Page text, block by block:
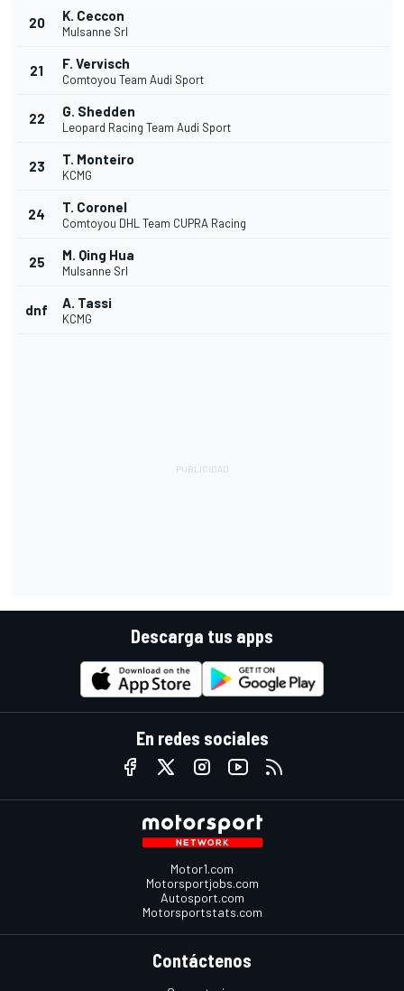
20 K. Ceccon
Mulsanne Srl
21 F. Vervisch
Comtoyou Team Audi Sport
22 G. Shedden
Leopard Racing Team Audi Sport
23 T. Monteiro
KCMG
24 T. Coronel
Comtoyou DHL Team CUPRA Racing
25 M. Qing Hua
Mulsanne Srl
dnf A. Tassi
KCMG
Descarga tus apps
En redes sociales
Motor1.com
Motorsportjobs.com
Autosport.com
Motorsportstats.com
Contáctenos